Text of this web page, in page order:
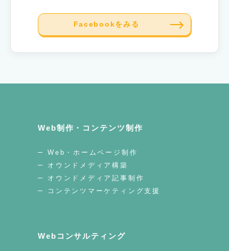
Facebookをみる
Web制作・コンテンツ制作
Web・ホームページ制作
オウンドメディア構築
オウンドメディア記事制作
コンテンツマーケティング支援
Webコンサルティング